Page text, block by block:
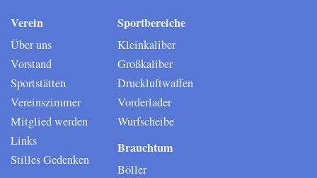
Verein
Über uns
Vorstand
Sportstätten
Vereinszimmer
Mitglied werden
Links
Stilles Gedenken
Sportbereiche
Kleinkaliber
Großkaliber
Druckluftwaffen
Vorderlader
Wurfscheibe
Brauchtum
Böller